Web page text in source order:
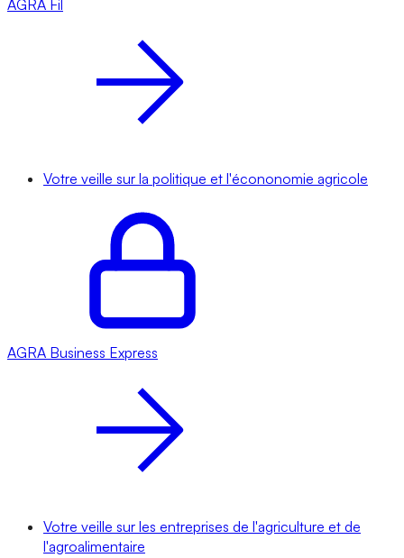
AGRA Fil
Votre veille sur la politique et l'écononomie agricole
AGRA Business Express
Votre veille sur les entreprises de l'agriculture et de
l'agroalimentaire